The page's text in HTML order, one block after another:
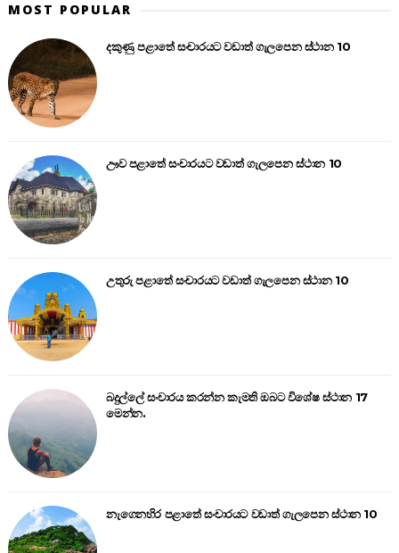
MOST POPULAR
දකුණු පළාතේ සංචාරයට වඩාත් ගැලපෙන ස්ථාන 10
ඌව පළාතේ සංචාරයට වඩාත් ගැලපෙන ස්ථාන 10
උතුරු පළාතේ සංචාරයට වඩාත් ගැලපෙන ස්ථාන 10
බදුල්ලේ සංචාරය කරන්න කැමති ඔබට විශේෂ ස්ථාන 17
මෙන්න.
නැගෙනහිර පළාතේ සංචාරයට වඩාත් ගැලපෙන ස්ථාන 10